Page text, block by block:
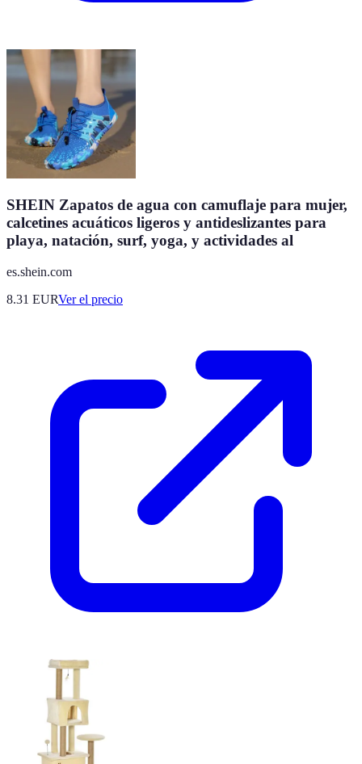
SHEIN Zapatos de agua con camuflaje para mujer,
calcetines acuáticos ligeros y antideslizantes para
playa, natación, surf, yoga, y actividades al
es.shein.com
8.31 EURVer el precio